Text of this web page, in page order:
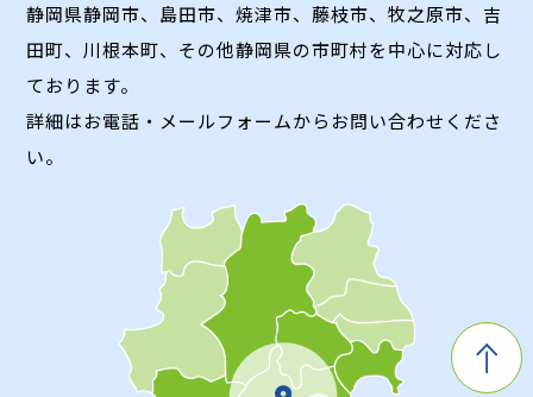
静岡県静岡市、島田市、焼津市、藤枝市、牧之原市、吉
田町、川根本町、 その他静岡県の市町村を中心に対応し
ております。
詳細はお電話・メールフォームからお問い合わせくださ
い。